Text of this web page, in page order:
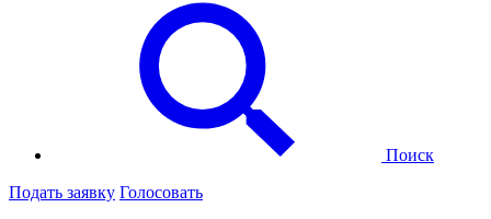
Поиск
Подать заявку Голосовать